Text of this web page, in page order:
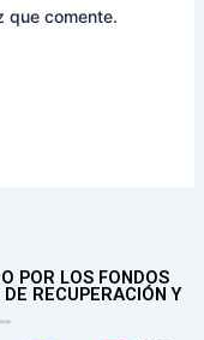
que comente.
POR LOS FONDOS
RECUPERACIÓN Y